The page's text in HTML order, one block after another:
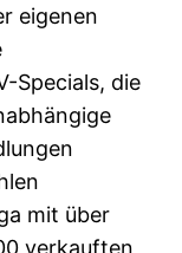
eigenen
Specials, die
mit über